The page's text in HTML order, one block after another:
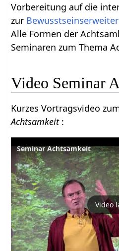
Vorbereitung auf die
zur
Alle Formen der
Seminaren zum Thema
Video Seminar
Kurzes Vortragsvideo
Achtsamkeit :
Seminar Achtsamkeit
Video